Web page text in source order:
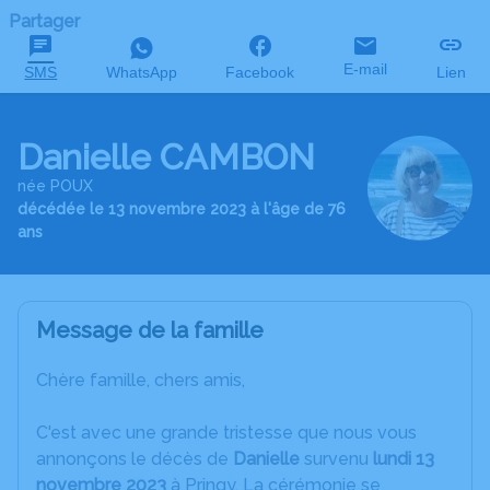
Partager
SMS WhatsApp Facebook E-mail Lien
Danielle CAMBON
née POUX
décédée le 13 novembre 2023 à l'âge de 76
ans
Message de la famille
Chère famille, chers amis,
C'est avec une grande tristesse que nous vous
annonçons le décès de Danielle survenu lundi 13
novembre 2023 à Pringy. La cérémonie se